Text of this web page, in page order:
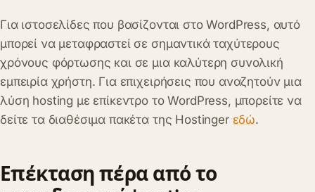
Για ιστοσελίδες που βασίζονται στο WordPress, αυτό
μπορεί να μεταφραστεί σε σημαντικά ταχύτερους
χρόνους φόρτωσης και σε μια καλύτερη συνολική
εμπειρία χρήστη. Για επιχειρήσεις που αναζητούν μια
λύση hosting με επίκεντρο το WordPress, μπορείτε να
δείτε τα διαθέσιμα πακέτα της Hostinger εδώ.
Επέκταση πέρα από το